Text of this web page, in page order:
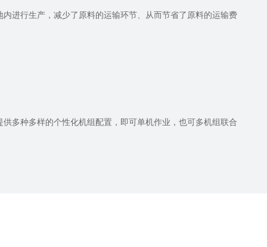
内进行生产，减少了原料的运输环节、从而节省了原料的运输费
供多种多样的个性化机组配置，即可单机作业，也可多机组联合